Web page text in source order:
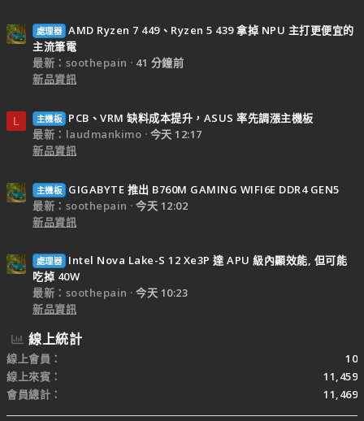
處理器 AMD Ryzen 7 449、Ryzen 5 439 拿掉 NPU 主打更便宜的
主流筆電
最新：soothepain
41 分鐘前
新品資訊
L 主機板
PCB、VRM 缺料成本提升，ASUS 率先調漲主機板
最新：laudmankimo
今天 12:17
新品資訊
主機板
GIGABYTE 推出 B760M GAMING WIFI6E DDR4 GEN5
最新：soothepain
今天 12:02
新品資訊
處理器
Intel Nova Lake-S 12 Xe3P 達 APU 級內顯效能, 但可能
吃掉 40W
最新：soothepain
今天 10:23
新品資訊
線上統計
線上會員
10
線上來賓
11,459
會員總計
11,469